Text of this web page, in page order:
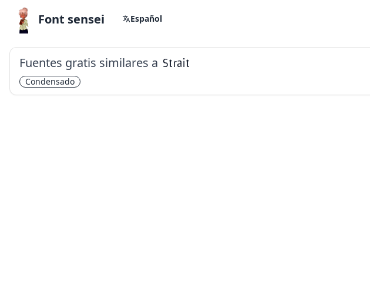
Font sensei Español
Fuentes gratis similares a Strait
Condensado